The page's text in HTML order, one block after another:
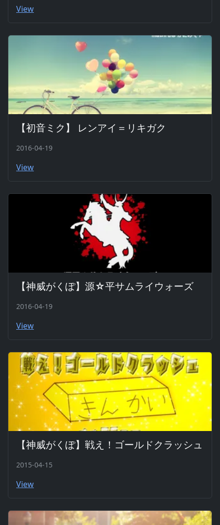
View
【初音ミク】 レンアイ＝リキガク
2016-04-19
View
【神威がくぽ】源☆平サムライウォーズ
2016-04-19
View
【神威がくぽ】戦え！ゴールドクラッシュ
2015-04-15
View